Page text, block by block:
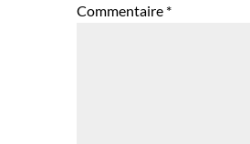
Commentaire *